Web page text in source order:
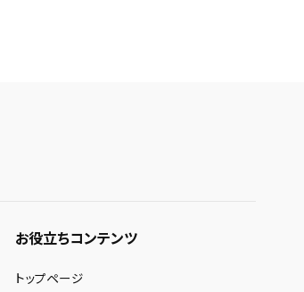
お役立ちコンテンツ
トップページ